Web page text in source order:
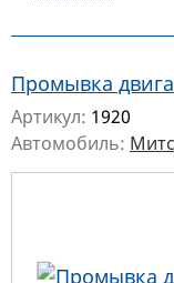
Промывка
Артикул: 1920
Автомобиль: